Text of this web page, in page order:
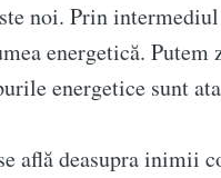
noi. Prin
energetică. Putem
energetice sunt
află deasupra inimii